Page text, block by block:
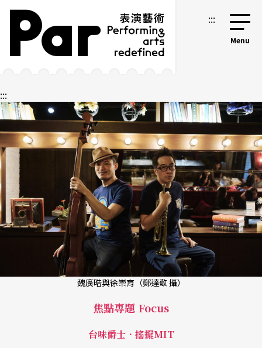
跳到主要內容區塊
網站導覽 :::
:::
魏廣晧與徐崇育（鄭達敬 攝）
焦點專題 Focus
台味爵士．搖擺MIT